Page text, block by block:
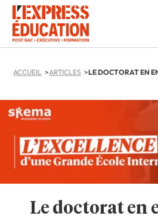
ACCUEIL ARTICLES
Le doctorat en